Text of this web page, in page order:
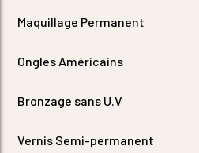
Maquillage Permanent
Ongles Américains
Bronzage sans U.V
Vernis Semi-permanent